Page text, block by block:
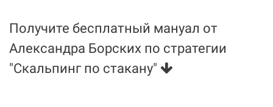
Получите бесплатный мануал от
Александра Борских по стратегии
"Скальпинг по стакану"